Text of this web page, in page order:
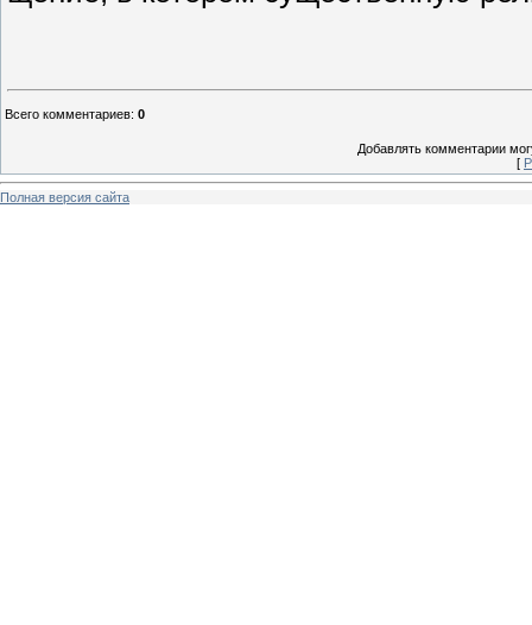
Всего комментариев: 0
Добавлять комментарии
[
Полная версия сайта